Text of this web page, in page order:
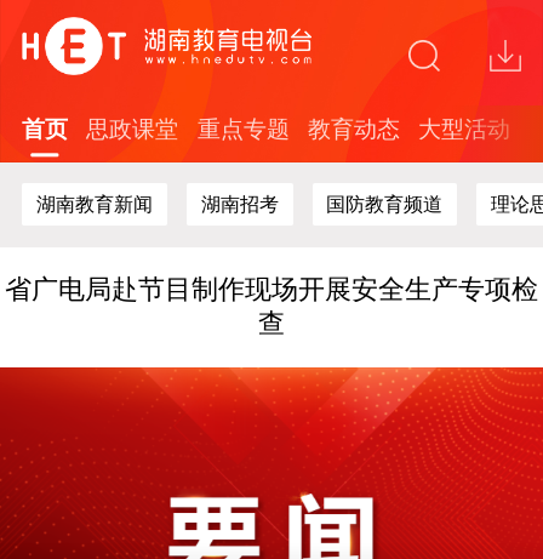
首页 思政课堂 重点专题 教育动态 大型活动
湖南教育新闻 湖南招考 国防教育频道 理论
关于在全省中小学开展红色文化知识答题活动
的通知
“这礼是长沙”2026年度文创精品培育计划面向
全球开放征集
探索“校媒融合”新路径 湖南教育台与湖南劳动
全国教育电视行业及高校代表聚首长沙！共探
省广电局赴节目制作现场开展安全生产专项检
查
的通知